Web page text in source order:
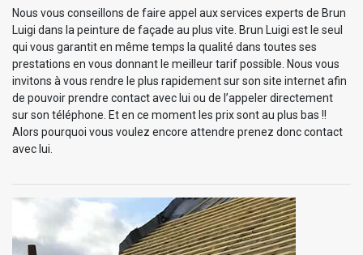
Nous vous conseillons de faire appel aux services experts de Brun
Luigi dans la peinture de façade au plus vite. Brun Luigi est le seul
qui vous garantit en même temps la qualité dans toutes ses
prestations en vous donnant le meilleur tarif possible. Nous vous
invitons à vous rendre le plus rapidement sur son site internet afin
de pouvoir prendre contact avec lui ou de l’appeler directement
sur son téléphone. Et en ce moment les prix sont au plus bas !!
Alors pourquoi vous voulez encore attendre prenez donc contact
avec lui.